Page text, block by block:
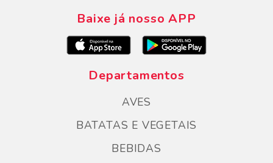
Baixe já nosso APP
Departamentos
AVES
BATATAS E VEGETAIS
BEBIDAS